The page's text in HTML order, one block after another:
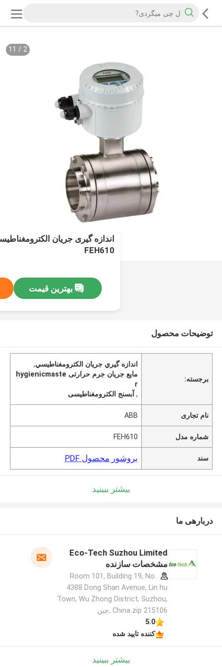
2
/
11
FEH610
بهترین قیمت
توضیحات محصول
برجسته:
اندازه گيري جريان الکترومغناطيسي,
مایع جریان جرم حرارتی hygienicmaste
r
,آبسنج الکترومغناطیسی
نام تجاری ABB
شماره مدل FEH610
سند بروشور محصول PDF
بیشتر ببینید
دربارهی ما
Eco-Tech Suzhou Limited
مشخصات سازنده
Room 101, Building 19, No.
4388 Dong Shan Avenue, Lin hu
Town, Wu Zhong District, Suzhou,
China zip 215106 ,چین
5.0
کننده تایید شده
بیشتر ببینید